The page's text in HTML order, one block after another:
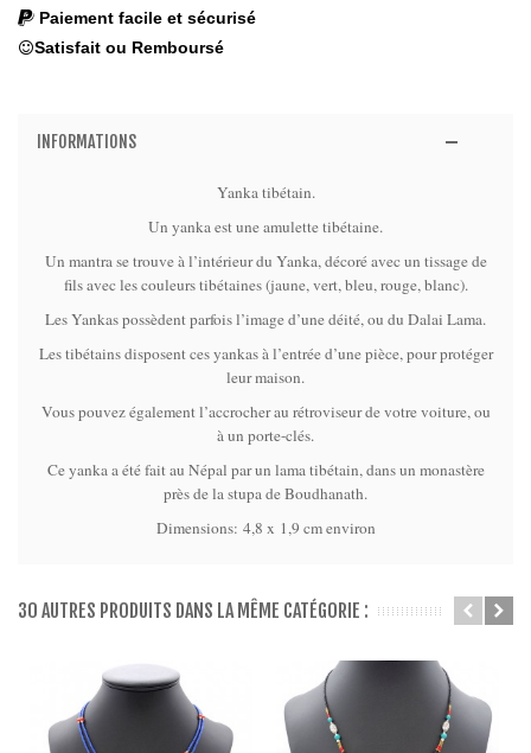
Paiement facile et sécurisé
Satisfait ou Remboursé
INFORMATIONS
Yanka tibétain.
Un yanka est une amulette tibétaine.
Un mantra se trouve à l’intérieur du Yanka, décoré avec un tissage de
fils avec les couleurs tibétaines (jaune, vert, bleu, rouge, blanc).
Les Yankas possèdent parfois l’image d’une déité, ou du Dalai Lama.
Les tibétains disposent ces yankas à l’entrée d’une pièce, pour protéger
leur maison.
Vous pouvez également l’accrocher au rétroviseur de votre voiture, ou
à un porte-clés.
Ce yanka a été fait au Népal par un lama tibétain, dans un monastère
près de la stupa de Boudhanath.
Dimensions: 4,8 x 1,9 cm environ
30 AUTRES PRODUITS DANS LA MÊME CATÉGORIE :